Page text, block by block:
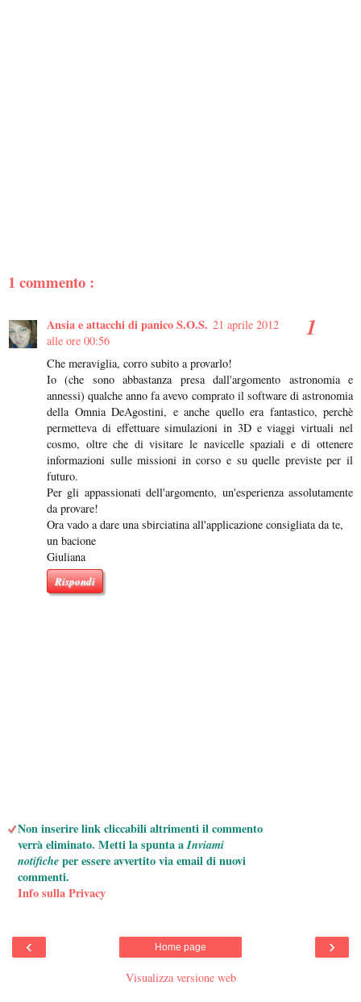
1 commento :
Ansia e attacchi di panico S.O.S. 21 aprile 2012
alle ore 00:56
Che meraviglia, corro subito a provarlo!
Io (che sono abbastanza presa dall'argomento astronomia e
annessi) qualche anno fa avevo comprato il software di astronomia
della Omnia DeAgostini, e anche quello era fantastico, perchè
permetteva di effettuare simulazioni in 3D e viaggi virtuali nel
cosmo, oltre che di visitare le navicelle spaziali e di ottenere
informazioni sulle missioni in corso e su quelle previste per il
futuro.
Per gli appassionati dell'argomento, un'esperienza assolutamente
da provare!
Ora vado a dare una sbirciatina all'applicazione consigliata da te,
un bacione
Giuliana
Rispondi
Non inserire link cliccabili altrimenti il commento
verrà eliminato. Metti la spunta aInviami
notificheper essere avvertito via email di nuovi
commenti.
Info sulla Privacy
‹ ›
Home page
Visualizza versione web